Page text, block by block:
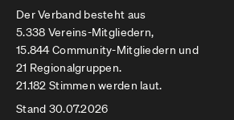
Der Verband besteht aus
5.338 Vereins-Mitgliedern,
15.844 Community-Mitgliedern und
21 Regionalgruppen.
21.182 Stimmen werden laut.
Stand 30.07.2026